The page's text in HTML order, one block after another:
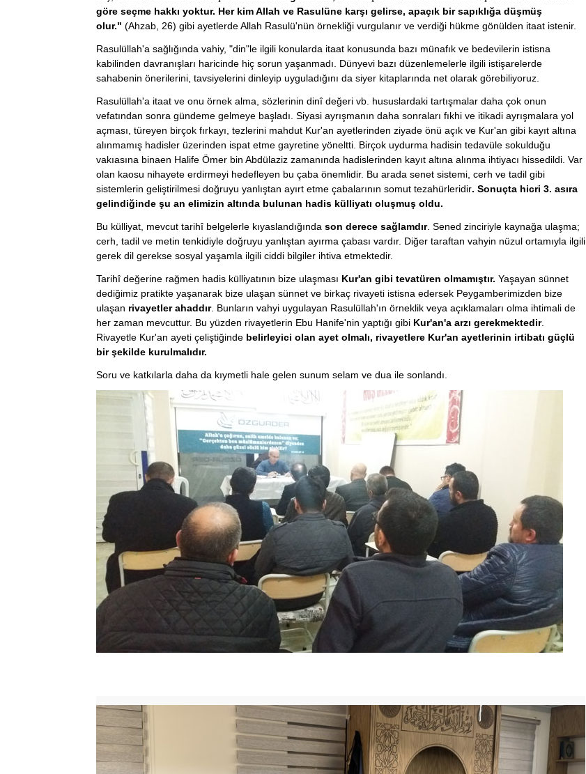
göre seçme hakkı yoktur. Her kim Allah ve Rasulüne karşı gelirse, apaçık bir sapıklığa düşmüş
olur." (Ahzab, 26) gibi ayetlerde Allah Rasulü'nün örnekliği vurgulanır ve verdiği hükme gönülden itaat istenir.
Rasulüllah'a sağlığında vahiy, "din"le ilgili konularda itaat konusunda bazı münafık ve bedevilerin istisna
kabilinden davranışları haricinde hiç sorun yaşanmadı. Dünyevi bazı düzenlemelerle ilgili istişarelerde
sahabenin önerilerini, tavsiyelerini dinleyip uyguladığını da siyer kitaplarında net olarak görebiliyoruz.
Rasulüllah'a itaat ve onu örnek alma, sözlerinin dinî değeri vb. hususlardaki tartışmalar daha çok onun
vefatından sonra gündeme gelmeye başladı. Siyasi ayrışmanın daha sonraları fıkhi ve itikadi ayrışmalara yol
açması, türeyen birçok fırkayı, tezlerini mahdut Kur'an ayetlerinden ziyade önü açık ve Kur'an gibi kayıt altına
alınmamış hadisler üzerinden ispat etme gayretine yöneltti. Birçok uydurma hadisin tedavüle sokulduğu
vakıasına binaen Halife Ömer bin Abdülaziz zamanında hadislerinden kayıt altına alınma ihtiyacı hissedildi. Var
olan kaosu nihayete erdirmeyi hedefleyen bu çaba önemlidir. Bu arada senet sistemi, cerh ve tadil gibi
sistemlerin geliştirilmesi doğruyu yanlıştan ayırt etme çabalarının somut tezahürleridir. Sonuçta hicri 3. asıra
gelindiğinde şu an elimizin altında bulunan hadis külliyatı oluşmuş oldu.
Bu külliyat, mevcut tarihî belgelerle kıyaslandığında son derece sağlamdır. Sened zinciriyle kaynağa ulaşma;
cerh, tadil ve metin tenkidiyle doğruyu yanlıştan ayırma çabası vardır. Diğer taraftan vahyin nüzul ortamıyla ilgili
gerek dil gerekse sosyal yaşamla ilgili ciddi bilgiler ihtiva etmektedir.
Tarihî değerine rağmen hadis külliyatının bize ulaşması Kur'an gibi tevatüren olmamıştır. Yaşayan sünnet
dediğimiz pratikte yaşanarak bize ulaşan sünnet ve birkaç rivayeti istisna edersek Peygamberimizden bize
ulaşan rivayetler ahaddır. Bunların vahyi uygulayan Rasulüllah'ın örneklik veya açıklamaları olma ihtimali de
her zaman mevcuttur. Bu yüzden rivayetlerin Ebu Hanife'nin yaptığı gibi Kur'an'a arzı gerekmektedir.
Rivayetle Kur'an ayeti çeliştiğinde belirleyici olan ayet olmalı, rivayetlere Kur'an ayetlerinin irtibatı güçlü
bir şekilde kurulmalıdır.
Soru ve katkılarla daha da kıymetli hale gelen sunum selam ve dua ile sonlandı.